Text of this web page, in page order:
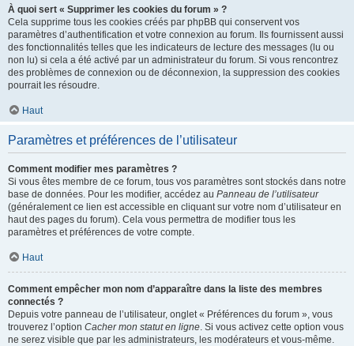
À quoi sert « Supprimer les cookies du forum » ?
Cela supprime tous les cookies créés par phpBB qui conservent vos
paramètres d’authentification et votre connexion au forum. Ils fournissent aussi
des fonctionnalités telles que les indicateurs de lecture des messages (lu ou
non lu) si cela a été activé par un administrateur du forum. Si vous rencontrez
des problèmes de connexion ou de déconnexion, la suppression des cookies
pourrait les résoudre.
Haut
Paramètres et préférences de l’utilisateur
Comment modifier mes paramètres ?
Si vous êtes membre de ce forum, tous vos paramètres sont stockés dans notre
base de données. Pour les modifier, accédez au Panneau de l’utilisateur
(généralement ce lien est accessible en cliquant sur votre nom d’utilisateur en
haut des pages du forum). Cela vous permettra de modifier tous les
paramètres et préférences de votre compte.
Haut
Comment empêcher mon nom d’apparaître dans la liste des membres
connectés ?
Depuis votre panneau de l’utilisateur, onglet « Préférences du forum », vous
trouverez l’option Cacher mon statut en ligne. Si vous activez cette option vous
ne serez visible que par les administrateurs, les modérateurs et vous-même.